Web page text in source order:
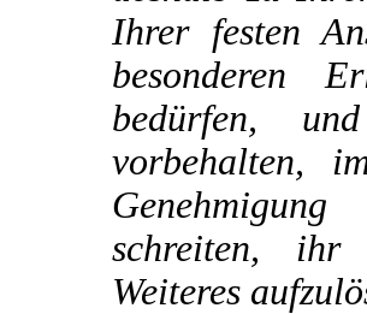
Ihrer festen
besonderen
bedürfen,
vorbehalten,
schreiten, ihr
Weiteres